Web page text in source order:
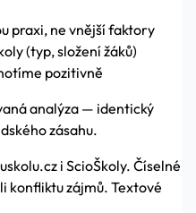
praxi, ne vnější faktory
(typ, složení žáků)
pozitivně
analýza — identický
zásahu.
i ScioŠkoly. Číselné
konfliktu zájmů. Textové